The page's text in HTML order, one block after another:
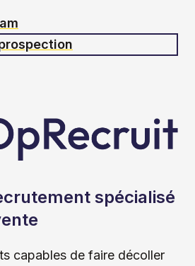
spécialisé
capables de faire décoller